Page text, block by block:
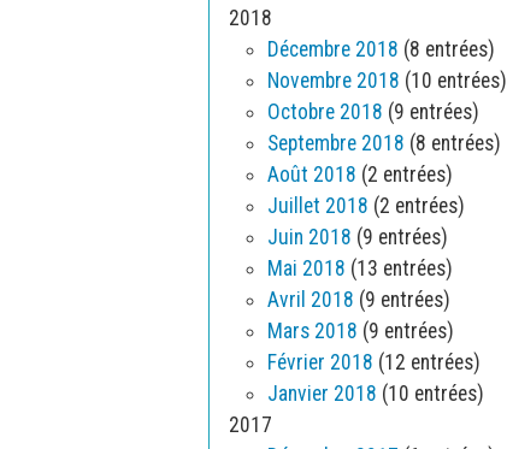
2018
Décembre 2018 (8 entrées)
Novembre 2018 (10 entrées)
Octobre 2018 (9 entrées)
Septembre 2018 (8 entrées)
Août 2018 (2 entrées)
Juillet 2018 (2 entrées)
Juin 2018 (9 entrées)
Mai 2018 (13 entrées)
Avril 2018 (9 entrées)
Mars 2018 (9 entrées)
Février 2018 (12 entrées)
Janvier 2018 (10 entrées)
2017